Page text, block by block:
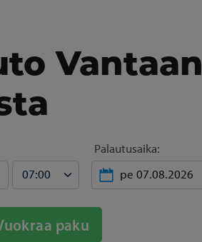
Vantaan
Palautusaika:
paku